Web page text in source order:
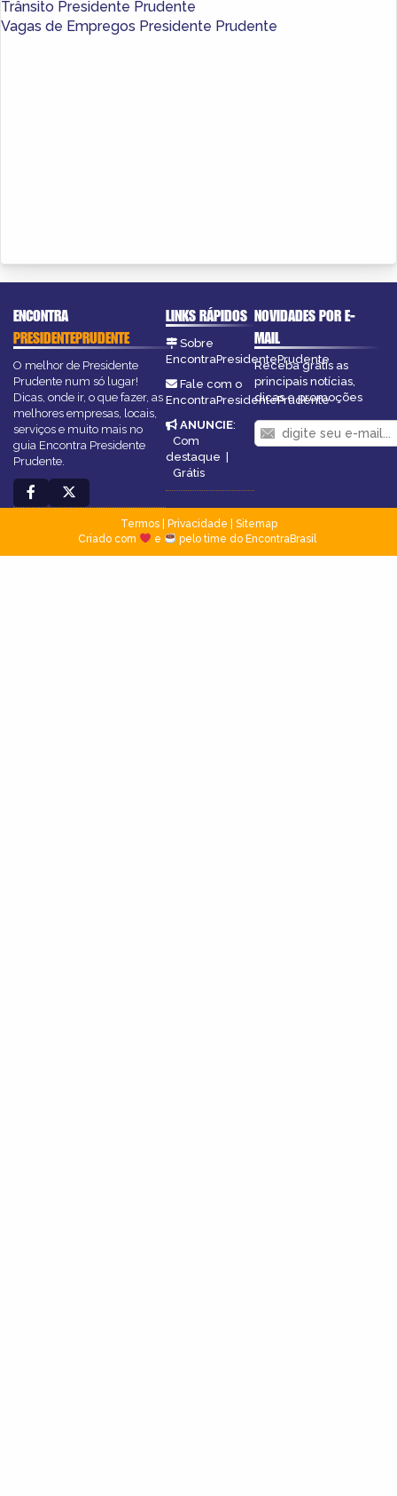
Trânsito Presidente Prudente
Vagas de Empregos Presidente Prudente
ENCONTRA
PRESIDENTEPRUDENTE
O melhor de Presidente
Prudente num só lugar!
Dicas, onde ir, o que fazer, as
melhores empresas, locais,
serviços e muito mais no
guia Encontra Presidente
Prudente.
LINKS RÁPIDOS
Sobre
EncontraPresidentePrudente
Fale com o
EncontraPresidentePrudente
ANUNCIE:
Com
destaque
Grátis
NOVIDADES POR E-
MAIL
Receba grátis as
principais notícias,
dicas e promoções
Termos| Privacidade
Sitemap
Criado com
e pelo time do EncontraBrasil